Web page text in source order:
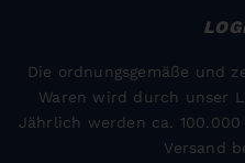
Die ordnungsgemäße und
Waren wird durch unser
Jährlich werden ca.
Versand